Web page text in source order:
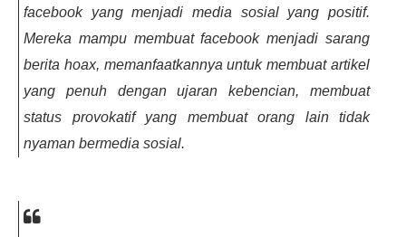
facebook yang menjadi media sosial yang positif.
Mereka mampu membuat facebook menjadi sarang
berita hoax, memanfaatkannya untuk membuat artikel
yang penuh dengan ujaran kebencian, membuat
status provokatif yang membuat orang lain tidak
nyaman bermedia sosial.